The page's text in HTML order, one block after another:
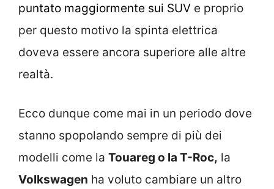
puntato maggiormente sui SUV e proprio
per questo motivo la spinta elettrica
doveva essere ancora superiore alle altre
realtà.
Ecco dunque come mai in un periodo dove
stanno spopolando sempre di più dei
modelli come la Touareg o la T-Roc, la
Volkswagen ha voluto cambiare un altro